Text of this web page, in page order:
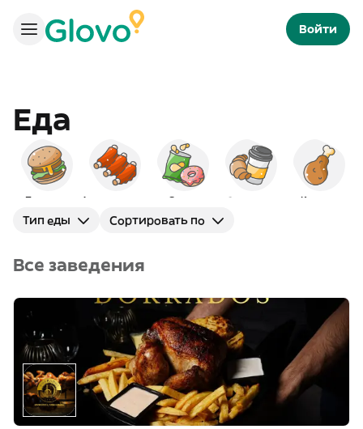
Войти
Еда
Бургеры Снэки Завтраки Курица
Тип еды Сортировать по
Все заведения